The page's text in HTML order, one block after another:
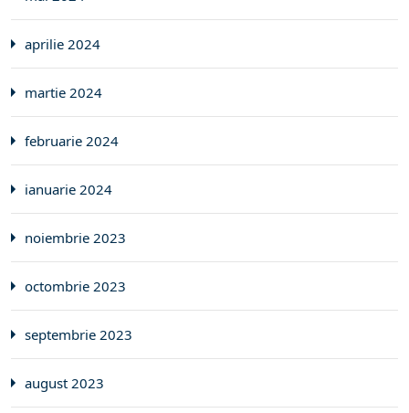
aprilie 2024
martie 2024
februarie 2024
ianuarie 2024
noiembrie 2023
octombrie 2023
septembrie 2023
august 2023